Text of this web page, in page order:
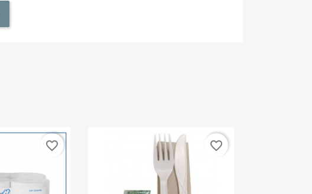
favorite_border favorite_border